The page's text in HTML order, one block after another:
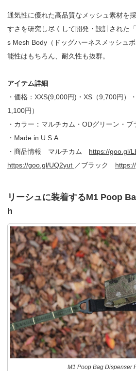
通気性に優れた高品質なメッシュ素材を
すさを研究し尽くして開発・設計された「
s Mesh Body （ドッグハーネスメッシュ
能性はもちろん、耐久性も抜群。
アイテム詳細
・価格： XXS(9,000円) ・ XS （9,700円）・
1,100円）
・カラー：マルチカム・ ODグリーン・ブ
・ Made in U.S.A
・商品情報 マルチカム https://goo.gl/
https://goo.gl/UQ2yut ／ブラック
リーシュに装着するM1 Poop
h
M1 Poop Bag Dispenser